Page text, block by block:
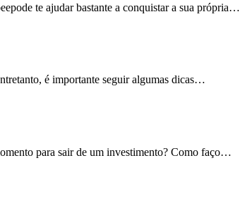
pode te ajudar bastante a conquistar a sua própria…
é importante seguir algumas dicas…
para sair de um investimento? Como faço…